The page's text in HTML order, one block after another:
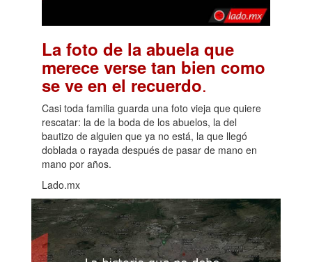
La foto de la abuela que
merece verse tan bien como
se ve en el recuerdo.
Casi toda familia guarda una foto vieja que quiere
rescatar: la de la boda de los abuelos, la del
bautizo de alguien que ya no está, la que llegó
doblada o rayada después de pasar de mano en
mano por años.
Lado.mx